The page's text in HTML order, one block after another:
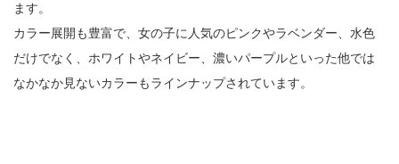
ます。
カラー展開も豊富で、女の子に人気のピンクやラベンダー、水色
だけでなく、ホワイトやネイビー、濃いパープルといった他では
なかなか見ないカラーもラインナップされています。